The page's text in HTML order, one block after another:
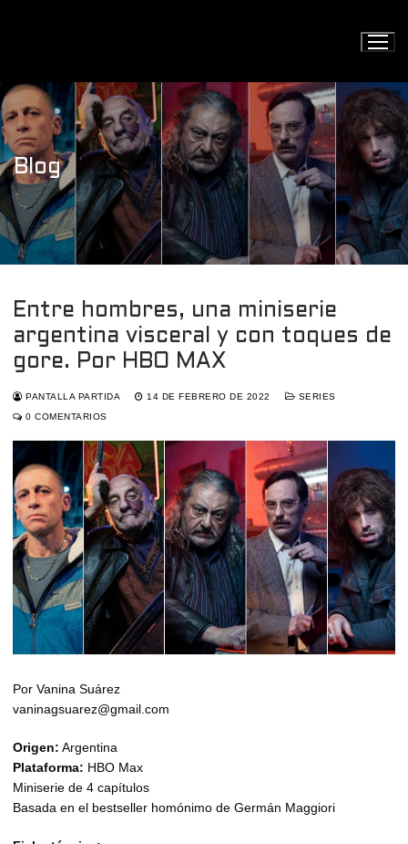
Blog
Entre hombres, una miniserie
argentina visceral y con toques de
gore. Por HBO MAX
PANTALLA PARTIDA 14 DE FEBRERO DE 2022
SERIES
0 COMENTARIOS
Por Vanina Suárez
vaninagsuarez@gmail.com
Origen: Argentina
Plataforma: HBO Max
Miniserie de 4 capítulos
Basada en el bestseller homónimo de Germán Maggiori